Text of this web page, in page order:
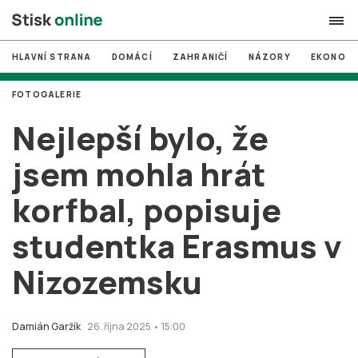
search
# MUNI
# Brno
# volby
login PŘIHLÁSIT SE
Zapomněli jste heslo?
HLAVNÍ STRANA DOMÁCÍ ZAHRANIČÍ NÁZORY
Nejlepší bylo, že
jsem mohla hrát
korfbal, popisuje
studentka Erasmus v
Nizozemsku
Damián Garžík 26. října 2025 • 15:00
FOTOGALERIE